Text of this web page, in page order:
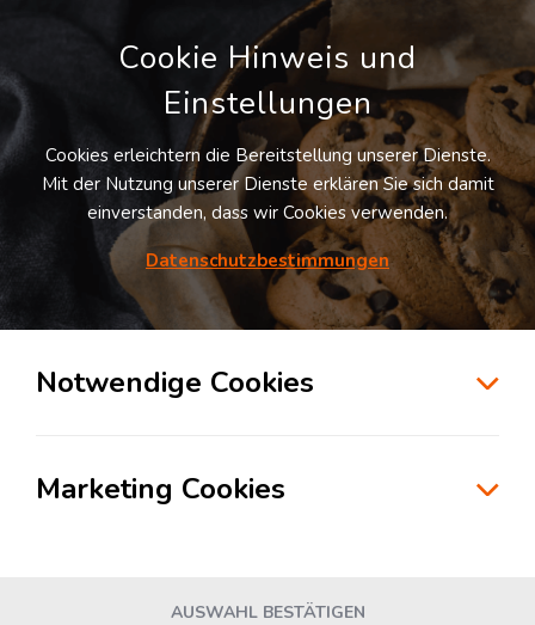
Suche
Lagerhaltung – Kernelement der
Cookie Hinweis und
Einstellungen
Cookies erleichtern die Bereitstellung unserer Dienste.
Mit der Nutzung unserer Dienste erklären Sie sich damit
einverstanden, dass wir Cookies verwenden.
Datenschutzbestimmungen
Notwendige Cookies
Marketing Cookies
AUSWAHL BESTÄTIGEN